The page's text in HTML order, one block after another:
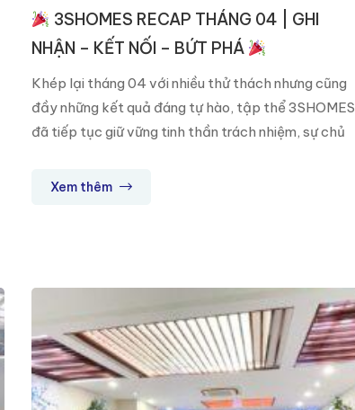
3SHOMES RECAP THÁNG 04 | GHI
NHẬN – KẾT NỐI – BỨT PHÁ
Khép lại tháng 04 với nhiều thử thách nhưng cũng
đầy những kết quả đáng tự hào, tập thể 3SHOMES
đã tiếp tục giữ vững tinh thần trách nhiệm, sự chủ
quả đạt được không chỉ đến từ sự nỗ lực của tập
Xem thêm